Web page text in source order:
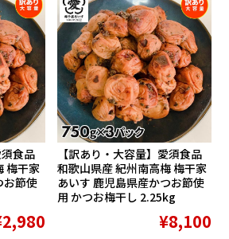
須食品
梅干家
お節使
【訳あり・大容量】愛須食品
和歌山県産 紀州南高梅 梅干家
あいす 鹿児島県産かつお節使
用 かつお梅干し 2.25kg
¥8,100